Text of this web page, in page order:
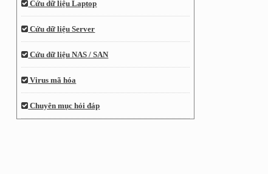
Cứu dữ liệu Laptop
Cứu dữ liệu Server
Cứu dữ liệu NAS / SAN
Virus mã hóa
Chuyên mục hỏi đáp